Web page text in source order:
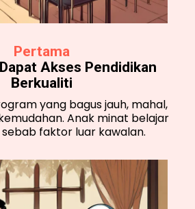
Pertama
Akses Pendidikan
Berkualiti
yang bagus jauh, mahal,
Anak minat belajar
faktor luar kawalan.